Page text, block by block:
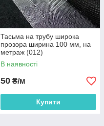
Тасьма на трубу широка
прозора ширина 100 мм, на
метраж (012)
В наявності
50 ₴/м
Купити